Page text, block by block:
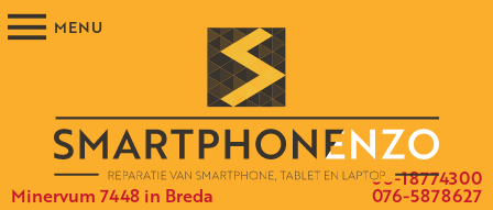
Minervum 7448 in Breda 076-5878627
06-18774300